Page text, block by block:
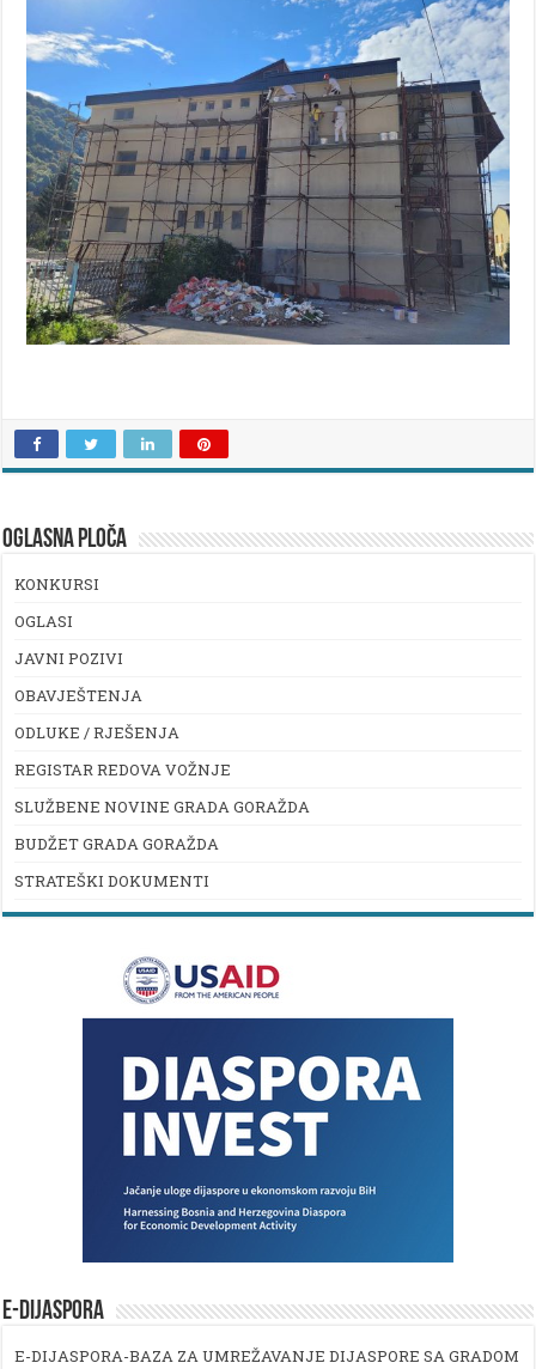
OGLASNA PLOČA
KONKURSI
OGLASI
JAVNI POZIVI
OBAVJEŠTENJA
ODLUKE / RJEŠENJA
REGISTAR REDOVA VOŽNJE
SLUŽBENE NOVINE GRADA GORAŽDA
BUDŽET GRADA GORAŽDA
STRATEŠKI DOKUMENTI
E-DIJASPORA
E-DIJASPORA-BAZA ZA UMREŽAVANJE DIJASPORE SA GRADOM